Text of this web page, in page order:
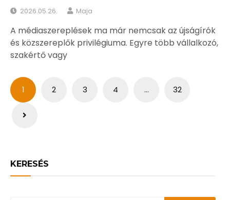
2026.05.26. Maja
A médiaszereplések ma már nemcsak az újságírók
és közszereplők privilégiuma. Egyre több vállalkozó,
szakértő vagy
Bejegyzések
lapozása
1 2 3 4 … 32
KERESÉS